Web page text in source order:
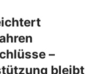
–
bleibt